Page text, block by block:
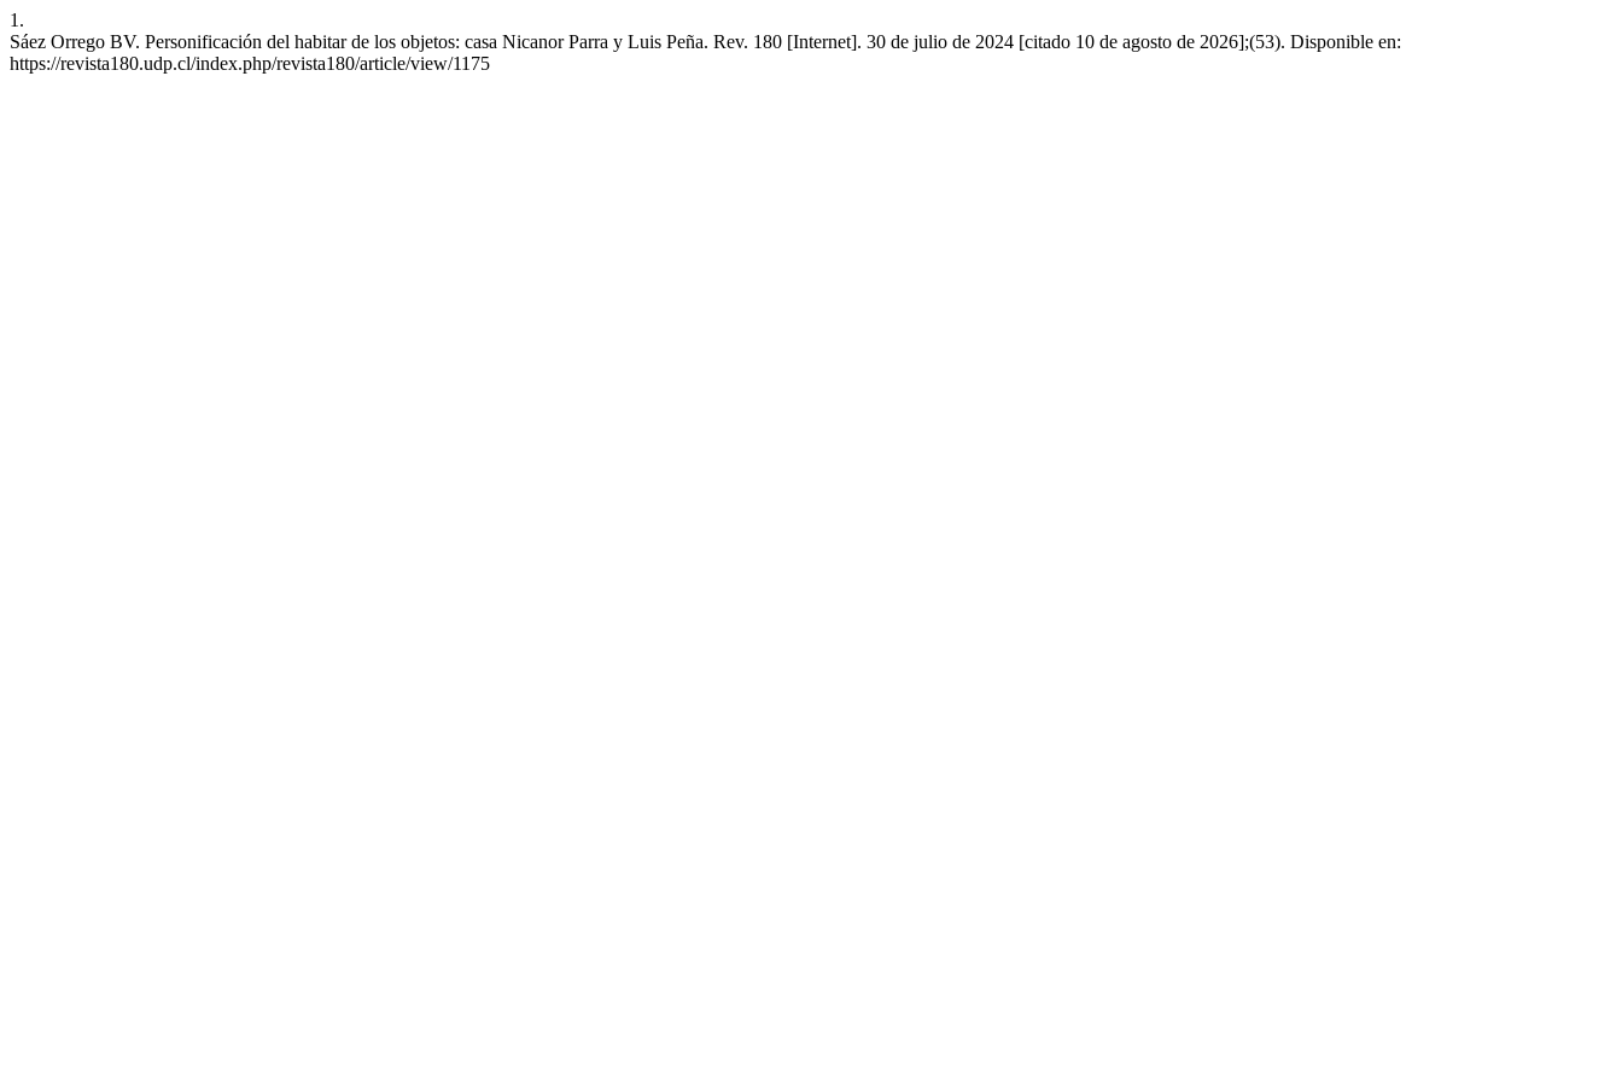
1.
Sáez Orrego BV. Personificación del habitar de los objetos: casa Nicanor Parra y Luis Peña. Rev. 180 [Internet]. 30 de julio de 2024 [citado 10 de agosto de 2026];(53). Disponible en:
https://revista180.udp.cl/index.php/revista180/article/view/1175